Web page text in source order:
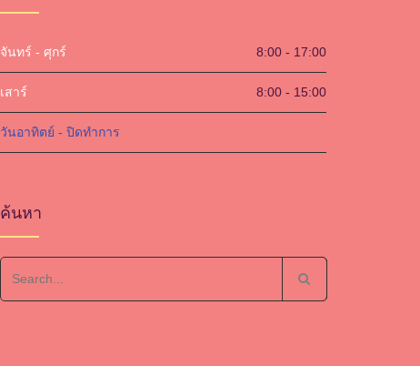
จันทร์ - ศุกร์ 8:00 - 17:00
เสาร์ 8:00 - 15:00
วันอาทิตย์ - ปิดทำการ
ค้นหา
Search
for: